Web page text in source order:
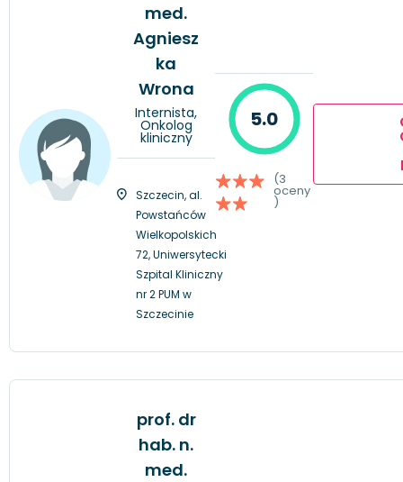
med.
Agniesz
ka
Wrona
Internista,
Onkolog
kliniczny
Szczecin, al.
Powstańców
Wielkopolskich
72, Uniwersytecki
Szpital Kliniczny
nr 2 PUM w
Szczecinie
5.0
(3
oceny
)
prof. dr
hab. n.
med.